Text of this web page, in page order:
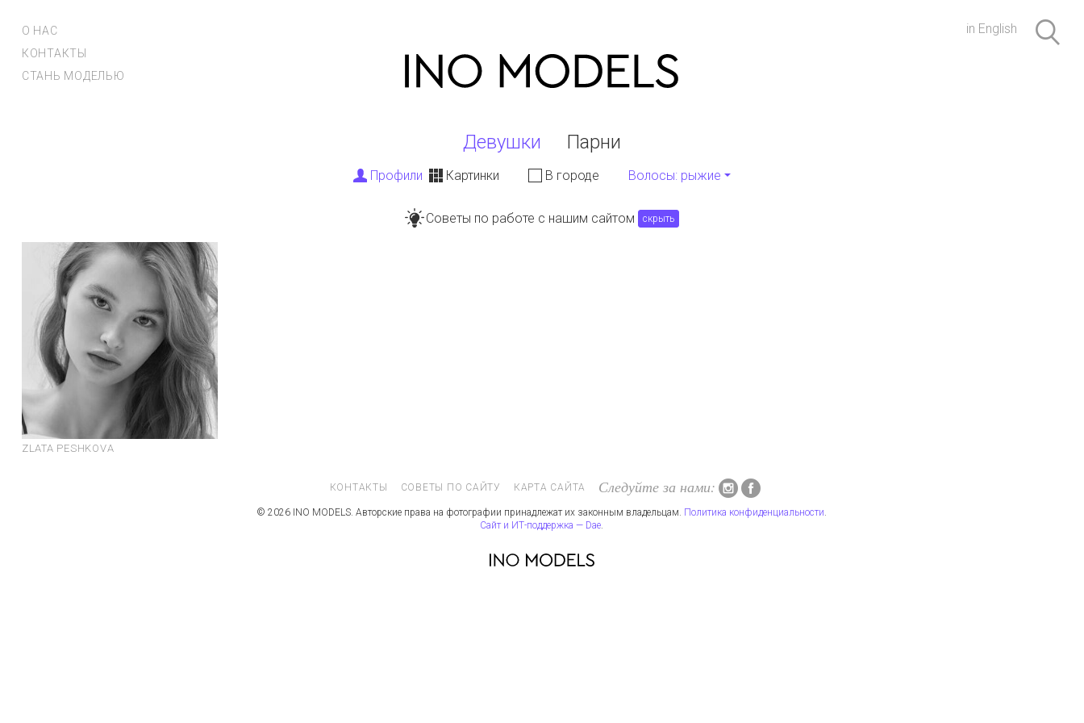
in English
О НАС
КОНТАКТЫ
СТАНЬ МОДЕЛЬЮ
Девушки Парни
Профили Картинки В городе Волосы: рыжие
Советы по работе с нашим сайтом скрыть
ZLATA PESHKOVA
КОНТАКТЫ СОВЕТЫ ПО САЙТУ КАРТА САЙТА Следуйте за нами:
© 2026 INO MODELS. Авторские права на фотографии принадлежат их законным владельцам. Политика конфиденциальности
Сайт и ИТ-поддержка — Dae